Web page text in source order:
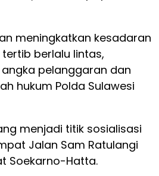
meningkatkan kesadaran
berlalu lintas,
pelanggaran dan
hukum Polda Sulawesi
menjadi titik sosialisasi
Jalan Sam Ratulangi
Soekarno-Hatta.